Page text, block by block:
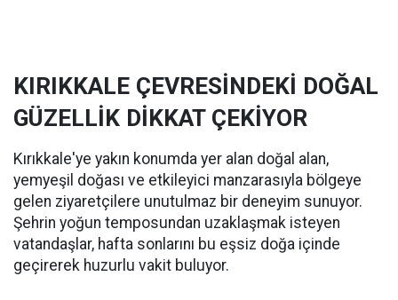
KIRIKKALE ÇEVRESİNDEKİ DOĞAL
GÜZELLİK DİKKAT ÇEKİYOR
Kırıkkale'ye yakın konumda yer alan doğal alan,
yemyeşil doğası ve etkileyici manzarasıyla bölgeye
gelen ziyaretçilere unutulmaz bir deneyim sunuyor.
Şehrin yoğun temposundan uzaklaşmak isteyen
vatandaşlar, hafta sonlarını bu eşsiz doğa içinde
geçirerek huzurlu vakit buluyor.